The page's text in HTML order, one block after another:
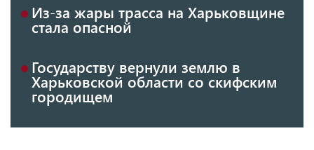
Из-за жары трасса на Харьковщине
стала опасной
Государству вернули землю в
Харьковской области со скифским
городищем